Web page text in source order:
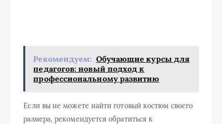
Рекомендуем: Обучающие курсы для
педагогов: новый подход к
профессиональному развитию
Если вы не можете найти готовый костюм своего
размера, рекомендуется обратиться к